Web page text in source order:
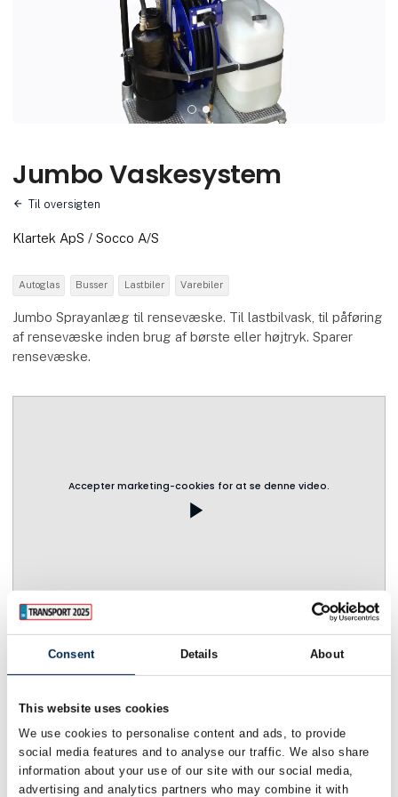
Consent Details About
This website uses cookies
We use cookies to personalise content and ads, to provide
social media features and to analyse our traffic. We also share
information about your use of our site with our social media,
advertising and analytics partners who may combine it with
Jumbo Vaskesystem
Til oversigten
Klartek ApS / Socco A/S
Autoglas Busser Lastbiler Varebiler
Jumbo Sprayanlæg til rensevæske. Til lastbilvask, til påføring
af rensevæske inden brug af børste eller højtryk. Sparer
rensevæske.
Accepter marketing-cookies for at se denne video.
play_arrow